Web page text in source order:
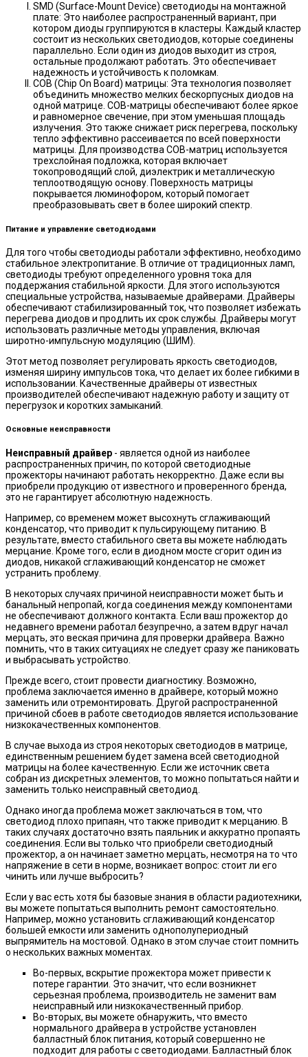
SMD (Surface-Mount Device) светодиоды на монтажной
плате: Это наиболее распространенный вариант, при
котором диоды группируются в кластеры. Каждый кластер
состоит из нескольких светодиодов, которые соединены
параллельно. Если один из диодов выходит из строя,
остальные продолжают работать. Это обеспечивает
надежность и устойчивость к поломкам.
COB (Chip On Board) матрицы: Эта технология позволяет
объединить множество мелких бескорпусных диодов на
одной матрице. COB-матрицы обеспечивают более яркое
и равномерное свечение, при этом уменьшая площадь
излучения. Это также снижает риск перегрева, поскольку
тепло эффективно рассеивается по всей поверхности
матрицы. Для производства COB-матриц используется
трехслойная подложка, которая включает
токопроводящий слой, диэлектрик и металлическую
теплоотводящую основу. Поверхность матрицы
покрывается люминофором, который помогает
преобразовывать свет в более широкий спектр.
Питание и управление светодиодами
Для того чтобы светодиоды работали эффективно, необходимо
стабильное электропитание. В отличие от традиционных ламп,
светодиоды требуют определенного уровня тока для
поддержания стабильной яркости. Для этого используются
специальные устройства, называемые драйверами. Драйверы
обеспечивают стабилизированный ток, что позволяет избежать
перегрева диодов и продлить их срок службы. Драйверы могут
использовать различные методы управления, включая
широтно-импульсную модуляцию (ШИМ).
Этот метод позволяет регулировать яркость светодиодов,
изменяя ширину импульсов тока, что делает их более гибкими в
использовании. Качественные драйверы от известных
производителей обеспечивают надежную работу и защиту от
перегрузок и коротких замыканий.
Основные неисправности
Неисправный драйвер - является одной из наиболее
распространенных причин, по которой светодиодные
прожекторы начинают работать некорректно. Даже если вы
приобрели продукцию от известного и проверенного бренда,
это не гарантирует абсолютную надежность.
Например, со временем может высохнуть сглаживающий
конденсатор, что приводит к пульсирующему питанию. В
результате, вместо стабильного света вы можете наблюдать
мерцание. Кроме того, если в диодном мосте сгорит один из
диодов, никакой сглаживающий конденсатор не сможет
устранить проблему.
В некоторых случаях причиной неисправности может быть и
банальный непропай, когда соединения между компонентами
не обеспечивают должного контакта. Если ваш прожектор до
недавнего времени работал безупречно, а затем вдруг начал
мерцать, это веская причина для проверки драйвера. Важно
помнить, что в таких ситуациях не следует сразу же паниковать
и выбрасывать устройство.
Прежде всего, стоит провести диагностику. Возможно,
проблема заключается именно в драйвере, который можно
заменить или отремонтировать. Другой распространенной
причиной сбоев в работе светодиодов является использование
низкокачественных компонентов.
В случае выхода из строя некоторых светодиодов в матрице,
единственным решением будет замена всей светодиодной
матрицы на более качественную. Если же источник света
собран из дискретных элементов, то можно попытаться найти и
заменить только неисправный светодиод.
Однако иногда проблема может заключаться в том, что
светодиод плохо припаян, что также приводит к мерцанию. В
таких случаях достаточно взять паяльник и аккуратно пропаять
соединения. Если вы только что приобрели светодиодный
прожектор, а он начинает заметно мерцать, несмотря на то что
напряжение в сети в норме, возникает вопрос: стоит ли его
чинить или лучше выбросить?
Если у вас есть хотя бы базовые знания в области радиотехники,
вы можете попытаться выполнить ремонт самостоятельно.
Например, можно установить сглаживающий конденсатор
большей емкости или заменить однополупериодный
выпрямитель на мостовой. Однако в этом случае стоит помнить
о нескольких важных моментах.
Во-первых, вскрытие прожектора может привести к
потере гарантии. Это значит, что если возникнет
серьезная проблема, производитель не заменит вам
неисправный или низкокачественный прибор.
Во-вторых, вы можете обнаружить, что вместо
нормального драйвера в устройстве установлен
балластный блок питания, который совершенно не
подходит для работы с светодиодами. Балластный блок